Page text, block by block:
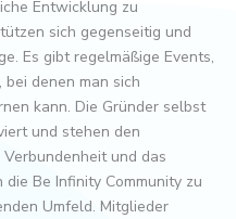
Entwicklung zu
sich gegenseitig und
Es gibt regelmäßige Events,
denen man sich
kann. Die Gründer selbst
und stehen den
und das
Be Infinity Community zu
Umfeld. Mitglieder